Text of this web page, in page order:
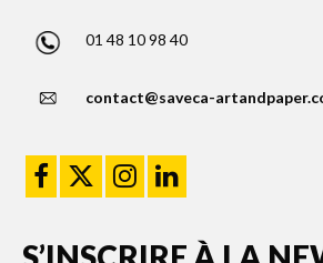
01 48 10 98 40
contact@saveca-